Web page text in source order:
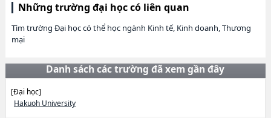
Những trường đại học có liên quan
Tìm trường Đại học có thể học ngành Kinh tế, Kinh doanh, Thương
mại
Danh sách các trường đã xem gần đây
[Đại học]
Hakuoh University